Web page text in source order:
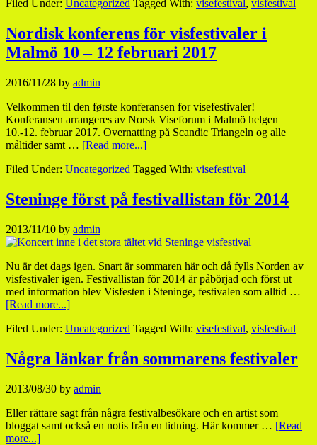
Filed Under: Uncategorized Tagged With: visefestival, visfestival
Nordisk konferens för visfestivaler i
Malmö 10 – 12 februari 2017
2016/11/28 by admin
Velkommen til den første konferansen for visefestivaler!
Konferansen arrangeres av Norsk Viseforum i Malmö helgen
10.-12. februar 2017. Overnatting på Scandic Triangeln og alle
måltider samt … [Read more...]
Filed Under: Uncategorized Tagged With: visefestival
Steninge först på festivallistan för 2014
2013/11/10 by admin
Nu är det dags igen. Snart är sommaren här och då fylls Norden av
visfestivaler igen. Festivallistan för 2014 är påbörjad och först ut
med information blev Visfesten i Steninge, festivalen som alltid …
[Read more...]
Filed Under: Uncategorized Tagged With: visefestival, visfestival
Några länkar från sommarens festivaler
2013/08/30 by admin
Eller rättare sagt från några festivalbesökare och en artist som
bloggat samt också en notis från en tidning. Här kommer … [Read
more...]